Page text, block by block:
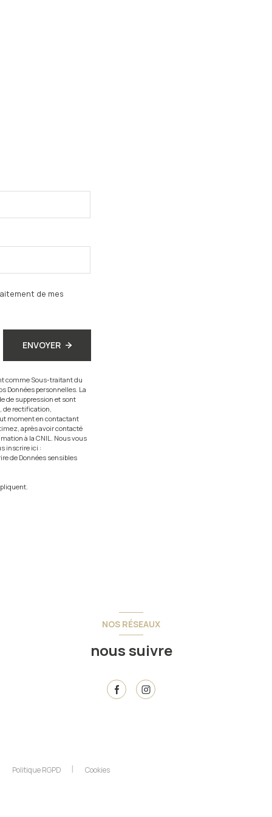
de mes
ENVOYER
comme Sous-traitant du
Données personnelles. La
de suppression et sont
de rectification,
moment en contactant
après avoir contacté
à la CNIL. Nous vous
inscrire ici :
de Données sensibles
NOS RÉSEAUX
nous suivre
Politique RGPD Cookies